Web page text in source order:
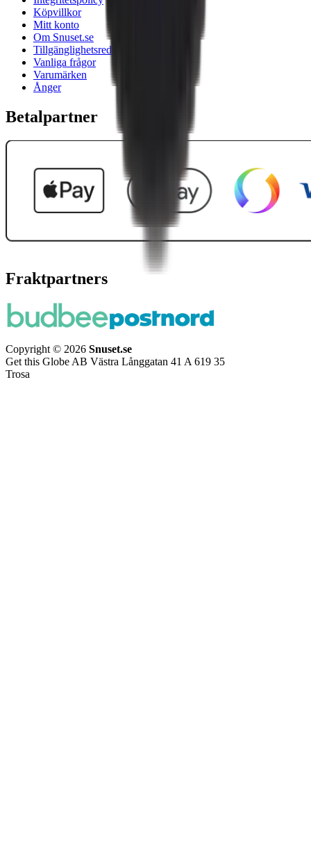
Köpvillkor
Mitt konto
Om Snuset.se
Tillgänglighetsredogörelse
Vanliga frågor
Varumärken
Ånger
Betalpartner
Fraktpartners
Copyright © 2026 Snuset.se
Get this Globe AB Västra Långgatan 41 A 619 35
Trosa